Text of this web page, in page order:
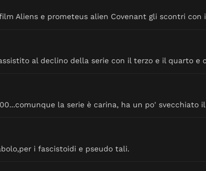
Aliens e prometeus alien Covenant gli scontri con
al declino della serie con il terzo e il quarto e
la serie è carina, ha un po' svecchiato
i fascistoidi e pseudo tali.